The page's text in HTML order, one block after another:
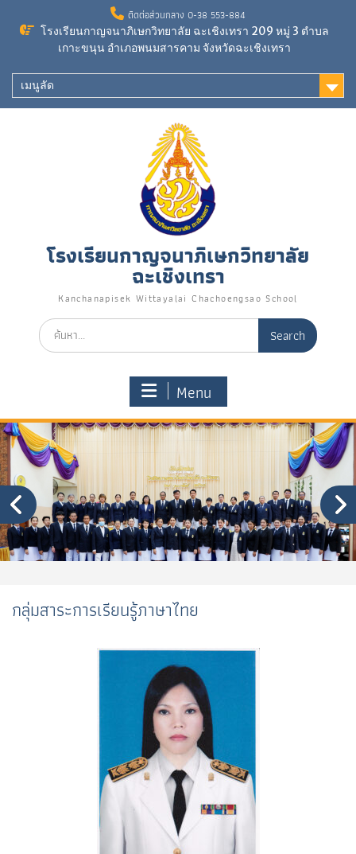
ติดต่อส่วนกลาง 0-38 553-884
โรงเรียนกาญจนาภิเษกวิทยาลัย ฉะเชิงเทรา 209 หมู่ 3 ตำบล
เกาะขนุน อำเภอพนมสารคาม จังหวัดฉะเชิงเทรา
เมนูลัด
โรงเรียนกาญจนาภิเษกวิทยาลัย
ฉะเชิงเทรา
Kanchanapisek Wittayalai Chachoengsao School
Menu
กลุ่มสาระการเรียนรู้ภาษาไทย